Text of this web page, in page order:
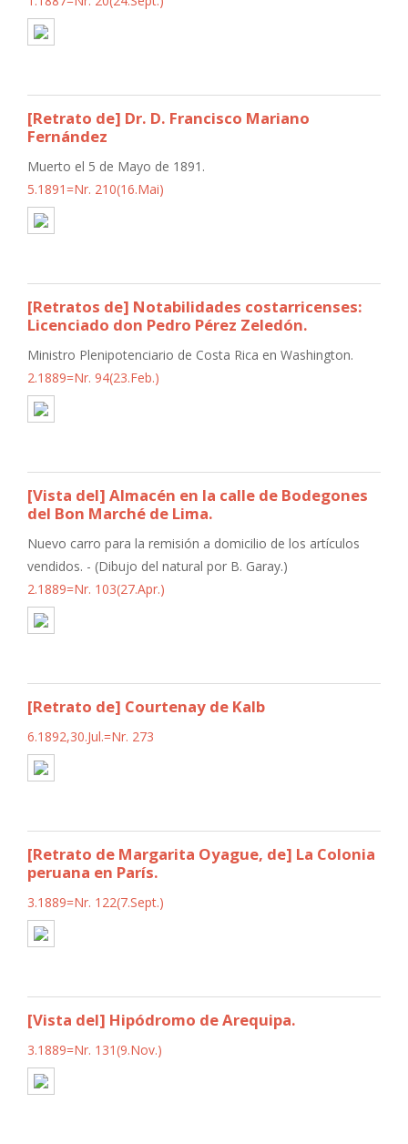
[Retrato de] Dr. D. Francisco Mariano
Fernández
Muerto el 5 de Mayo de 1891.
5.1891=Nr. 210(16.Mai)
[Retratos de] Notabilidades costarricenses:
Licenciado don Pedro Pérez Zeledón.
Ministro Plenipotenciario de Costa Rica en Washington.
2.1889=Nr. 94(23.Feb.)
[Vista del] Almacén en la calle de Bodegones
del Bon Marché de Lima.
Nuevo carro para la remisión a domicilio de los artículos
vendidos. - (Dibujo del natural por B. Garay.)
2.1889=Nr. 103(27.Apr.)
[Retrato de] Courtenay de Kalb
6.1892,30.Jul.=Nr. 273
[Retrato de Margarita Oyague, de] La Colonia
peruana en París.
3.1889=Nr. 122(7.Sept.)
[Vista del] Hipódromo de Arequipa.
3.1889=Nr. 131(9.Nov.)